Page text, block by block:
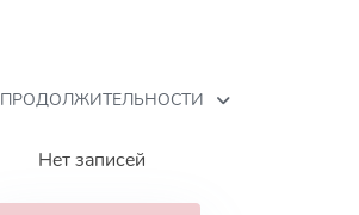
ПРОДОЛЖИТЕЛЬНОСТИ
Нет записей